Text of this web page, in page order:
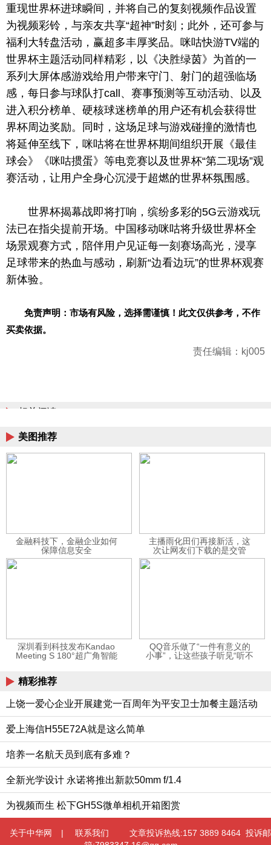
重现世界杯进球瞬间，并将自己的复刻视频作品设置
为视频彩铃，与亲友共享“超神”时刻；此外，还可参与
福利大转盘活动，赢超多丰厚奖品。咪咕快游TV端的
世界杯主题活动同样精彩，以《决胜绿茵》为首的一
系列大屏体感游戏给用户带来守门、射门的超强临场
感，每日参与球队打call、赛事预测等互动活动、以及
进入积分榜单、硬核球迷榜单的用户还有机会获得世
界杯周边奖励。同时，这场足球与游戏碰撞的激情也
将延伸至线下，咪咕将在世界杯期间组织开展《最佳
球会》《咪咕掼蛋》等电竞赛以及世界杯“第二现场”观
赛活动，让用户全身心沉浸于超燃的世界杯氛围感。
世界杯揭幕战即将打响，缤纷多彩的5G云游戏玩
法已在指尖提前开场。中国移动咪咕将升级世界杯全
场景观赛方式，陪伴用户见证每一刻赛场高光，浸享
足球带来的热血与感动，刷新“边看边玩”的世界杯观赛
新体验。
免责声明：市场有风险，选择需谨慎！此文仅供参考，不作
买卖依据。
责任编辑：kj005
相关阅读
美图推荐
金融科技下，金融企业如何
保障信息安全
主播雨化田们再接新活，这
次让网友们下载的是交管
12123APP
深圳看到科技发布Kandao
Meeting S 180°超广角智能
QQ音乐做了“一件有意义的
小事”，让这些孩子听见“听不
精彩推荐
上饶一爱心企业开展建党一百周年为平安卫士加餐主题活动
爱上海信H55E72A就是这么简单
培养一名航天员到底有多难？
全新光学设计 永诺将推出新款50mm f/1.4
为视频而生 松下GH5S微单相机开箱图赏
关于中华网 | 联系我们
文章投诉热线:157 3889 8464 投诉邮